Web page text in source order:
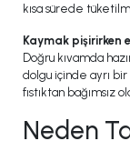
kısa sürede
Kaymak pişirirken
Doğru kıvamda
dolgu içinde ayrı
fıstıktan bağımsız
Neden